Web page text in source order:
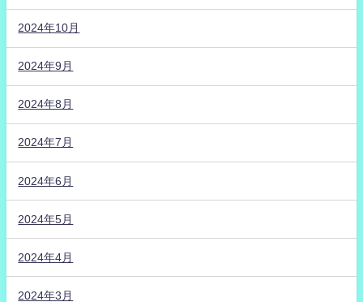
2024年10月
2024年9月
2024年8月
2024年7月
2024年6月
2024年5月
2024年4月
2024年3月